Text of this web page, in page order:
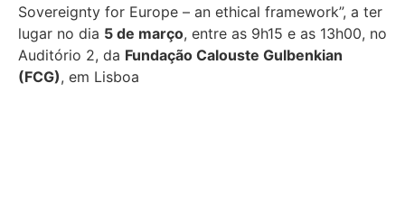
Sovereignty for Europe – an ethical framework”, a ter
lugar no dia 5 de março, entre as 9h15 e as 13h00, no
Auditório 2, da Fundação Calouste Gulbenkian
(FCG), em Lisboa